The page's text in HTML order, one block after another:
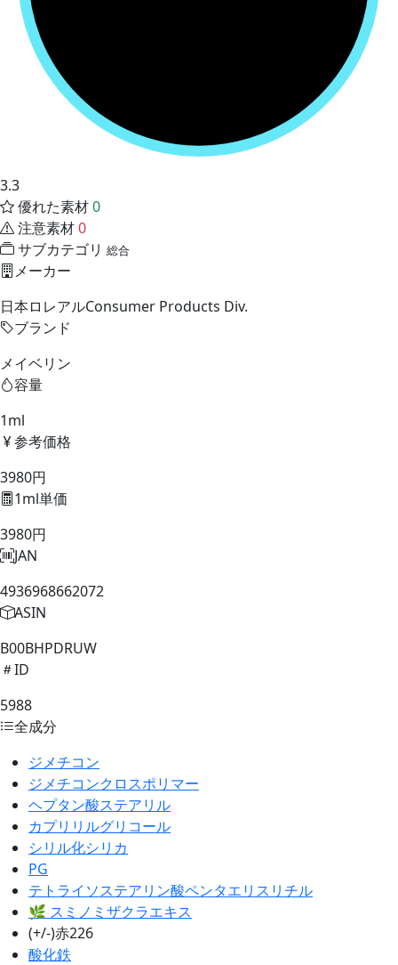
3.3
優れた素材0
注意素材0
サブカテゴリ 総合
メーカー
日本ロレアルConsumer Products Div.
ブランド
メイベリン
容量
1ml
参考価格
3980円
1ml単価
3980円
JAN
4936968662072
ASIN
B00BHPDRUW
ID
5988
全成分
ジメチコン
ジメチコンクロスポリマー
ヘプタン酸ステアリル
カプリリルグリコール
シリル化シリカ
PG
テトライソステアリン酸ペンタエリスリチル
🌿 スミノミザクラエキス
(+/-)赤226
酸化鉄